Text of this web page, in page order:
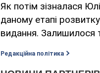
Як потім зізналася
даному етапі
видання. Залишилося
Редакційна політика